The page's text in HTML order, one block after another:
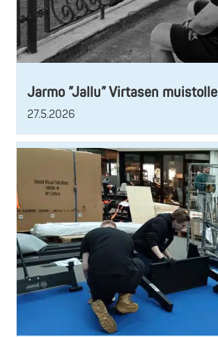
Jarmo ”Jallu” Virtasen muistolle
27.5.2026